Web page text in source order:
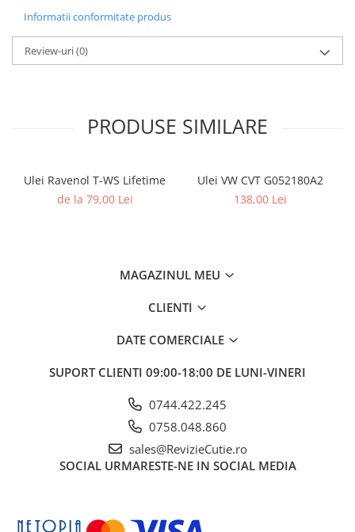
Informatii conformitate produs
Review-uri(0)
PRODUSE SIMILARE
Ulei Ravenol T-WS Lifetime
de la 79,00 Lei
Ulei VW CVT G052180A2
138,00 Lei
MAGAZINUL MEU
CLIENTI
DATE COMERCIALE
SUPORT CLIENTI 09:00-18:00 DE LUNI-VINERI
0744.422.245
0758.048.860
sales@RevizieCutie.ro
SOCIAL URMARESTE-NE IN SOCIAL MEDIA